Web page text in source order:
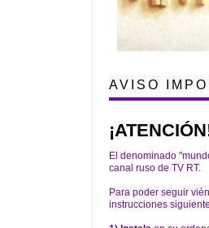
AVISO
El denominado
canal ruso de TV RT.
Para poder seguir
instrucciones